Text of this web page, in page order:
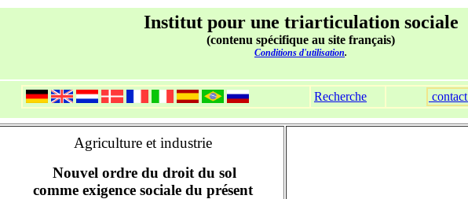
Institut pour une triarticulation sociale
(contenu spécifique au site français)
Conditions d'utilisation.
Recherche contact
Agriculture et industrie
Nouvel ordre du droit du sol
comme exigence sociale du présent